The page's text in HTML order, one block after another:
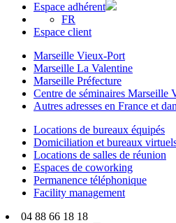
Espace adhérent
FR
Espace client
Marseille Vieux-Port
Marseille La Valentine
Marseille Préfecture
Centre de séminaires Marseille
Autres adresses en France et
Locations de bureaux équipés
Domiciliation et bureaux
Locations de salles de réunion
Espaces de coworking
Permanence téléphonique
Facility management
04 88 66 18 18